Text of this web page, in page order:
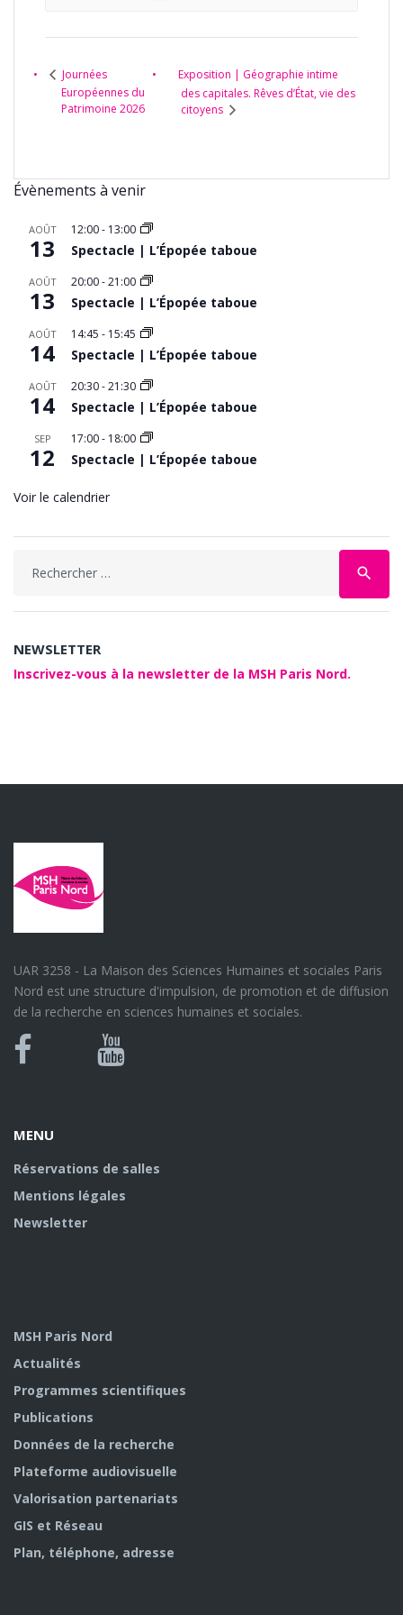
Journées
Européennes du
Patrimoine 2026
Exposition | Géographie intime
des capitales. Rêves d’État, vie des
citoyens
Évènements à venir
AOÛT
13
12:00- 13:00
Spectacle | L’Épopée taboue
AOÛT
13
20:00-21:00
Spectacle | L’Épopée taboue
AOÛT
14
14:45 - 15:45
Spectacle | L’Épopée taboue
AOÛT
14
20:30-21:30
Spectacle | L’Épopée taboue
SEP
12
17:00- 18:00
Spectacle | L’Épopée taboue
Voir le calendrier
search
NEWSLETTER
Inscrivez-vous à la newsletter de la MSH Paris Nord.
UAR 3258 - La Maison des Sciences Humaines et sociales Paris
Nord est une structure d'impulsion, de promotion et de diffusion
de la recherche en sciences humaines et sociales.
Bluesky
Canal
MENU
Réservations de salles
Mentions légales
Newsletter
MSH Paris Nord
Actualités
Programmes scientifiques
Publications
Données de la recherche
Plateforme audiovisuelle
Valorisation partenariats
GIS et Réseau
Plan, téléphone, adresse